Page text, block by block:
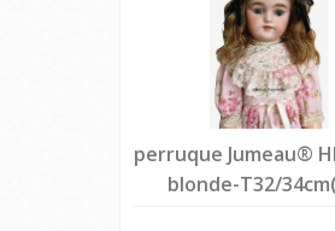
perruque Jumeau®
blonde-T32/